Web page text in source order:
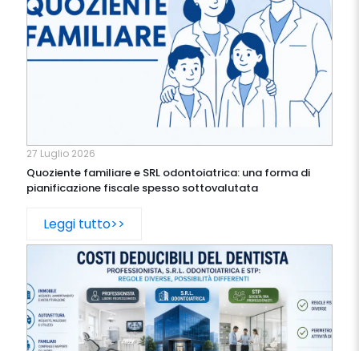
27 Luglio 2026
Quoziente familiare e SRL odontoiatrica: una forma di
pianificazione fiscale spesso sottovalutata
Leggi tutto>>